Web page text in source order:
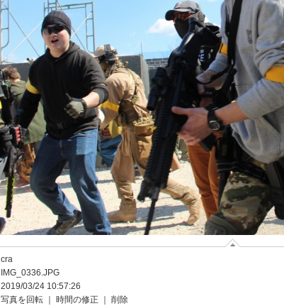
cra
IMG_0336.JPG
2019/03/24 10:57:26
写真を回転 時間の修正
削除